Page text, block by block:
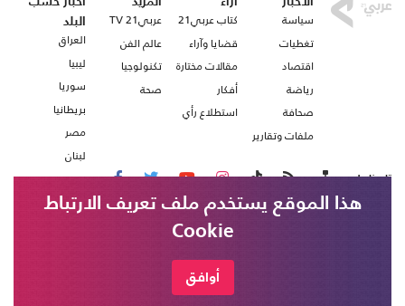
سياسة
تغطيات
اقتصاد
رياضة
صحافة
ملفات وتقارير
كتاب عربي21
قضايا وآراء
مقالات مختارة
أفكار
استطلاع رأي
عربي21 TV
عالم الفن
تكنولوجيا
صحة
البلد
العراق
ليبيا
سوريا
بريطانيا
مصر
لبنان
تابعنا على
هذا الموقع يستخدم ملف تعريف الارتباط
Cookie
أوافق